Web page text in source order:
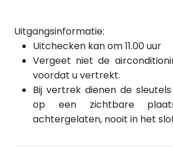
Uitgangsinformatie:
Uitchecken kan om 11.00 uur
Vergeet niet de
voordat u vertrekt.
Bij vertrek dienen de
op een zichtbare
achtergelaten, nooit in het